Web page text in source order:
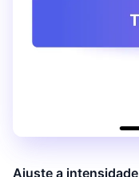
Ajuste a intensidade